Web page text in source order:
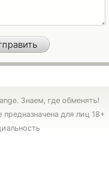
Знаем, где обменять!
для лиц 18+